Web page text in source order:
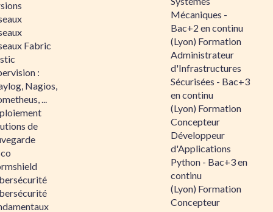
Fabric
:
Nagios,
...
de
Mécaniques -
Bac+2 en continu
(Lyon) Formation
Administrateur
d'Infrastructures
Sécurisées - Bac+3
en continu
(Lyon) Formation
Concepteur
Développeur
d'Applications
Python - Bac+3 en
continu
(Lyon) Formation
Concepteur